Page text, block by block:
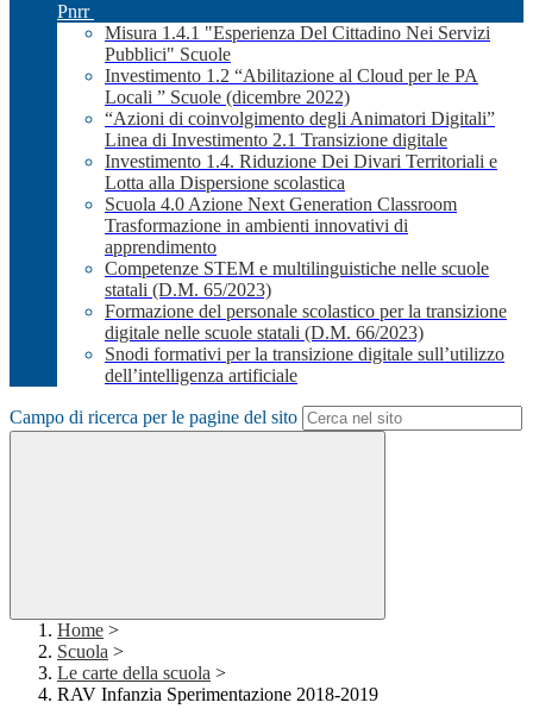
Pnrr
Misura 1.4.1 "Esperienza Del Cittadino Nei Servizi
Pubblici" Scuole
Investimento 1.2 “Abilitazione al Cloud per le PA
Locali ” Scuole (dicembre 2022)
“Azioni di coinvolgimento degli Animatori Digitali”
Linea di Investimento 2.1 Transizione digitale
Investimento 1.4. Riduzione Dei Divari Territoriali e
Lotta alla Dispersione scolastica
Scuola 4.0 Azione Next Generation Classroom
Trasformazione in ambienti innovativi di
apprendimento
Competenze STEM e multilinguistiche nelle scuole
statali (D.M. 65/2023)
Formazione del personale scolastico per la transizione
digitale nelle scuole statali (D.M. 66/2023)
Snodi formativi per la transizione digitale sull’utilizzo
dell’intelligenza artificiale
Campo di ricerca per le pagine del sito
Home >
Scuola >
Le carte della scuola >
RAV Infanzia Sperimentazione 2018-2019